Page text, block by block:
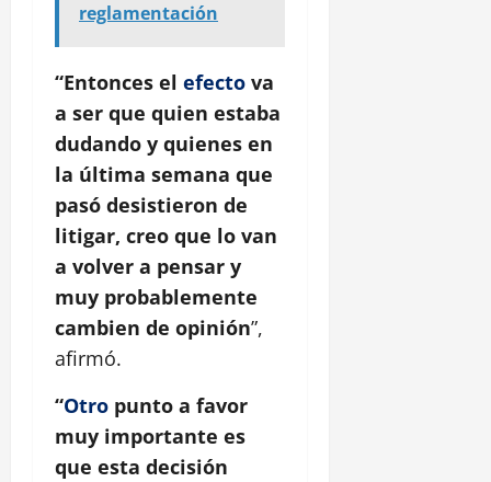
reglamentación
“Entonces el efecto va
a ser que quien estaba
dudando y quienes en
la última semana que
pasó desistieron de
litigar, creo que lo van
a volver a pensar y
muy probablemente
cambien de opinión”,
afirmó.
“Otro punto a favor
muy importante es
que esta decisión